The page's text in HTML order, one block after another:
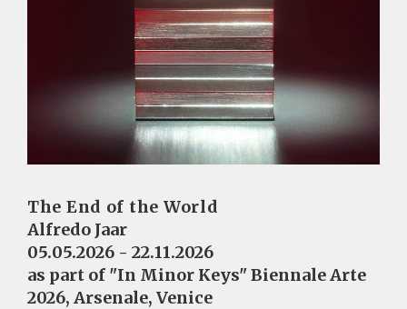
The End of the World
Alfredo Jaar
05.05.2026 - 22.11.2026
as part of "In Minor Keys" Biennale Arte
2026, Arsenale, Venice